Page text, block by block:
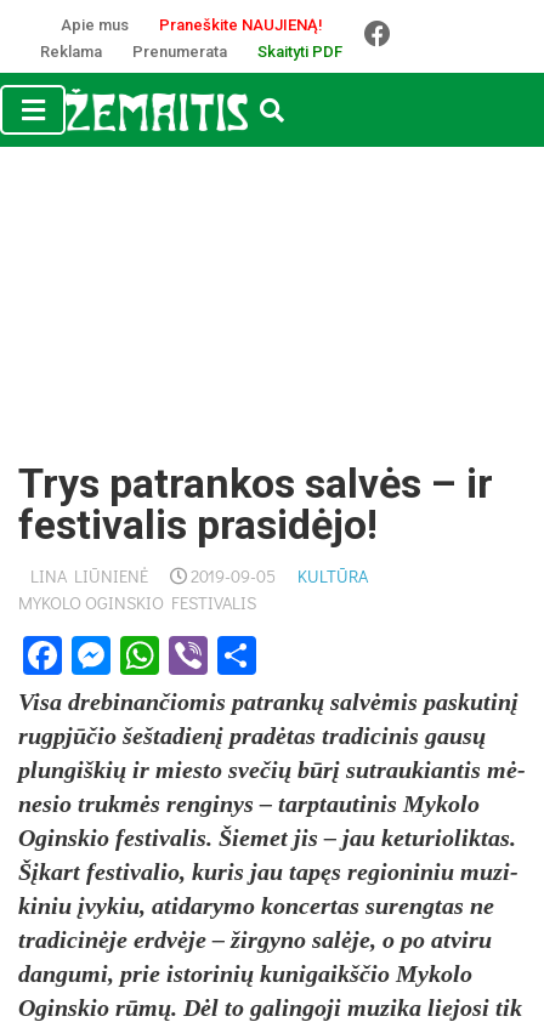
Apie mus
Praneškite NAUJIENĄ!
Reklama
Prenumerata Skaityti PDF
Trys patrankos salvės – ir
festivalis prasidėjo!
LINA LIŪNIENĖ 2019-09-05
KULTŪRA
MYKOLO OGINSKIO FESTIVALIS
Facebook
Messenger
WhatsApp
Viber
Vi­sa dre­bi­nan­čio­mis pa­tran­kų sal­vė­mis pa­sku­ti­nį
rugp­jū­čio šeš­ta­die­nį pra­dė­tas tra­di­ci­nis gau­sų
plun­giš­kių ir mies­to sve­čių bū­rį su­trau­kian­tis mė­
ne­sio truk­mės ren­gi­nys – tarp­tau­ti­nis My­ko­lo
Ogins­kio fes­ti­va­lis. Šie­met jis – jau ke­tu­rio­lik­tas.
Šį­kart fes­ti­va­lio, ku­ris jau ta­pęs re­gio­ni­niu mu­zi­
ki­niu įvy­kiu, ati­da­ry­mo kon­cer­tas su­reng­tas ne
tra­di­ci­nė­je erd­vė­je – žir­gy­no sa­lė­je, o po at­vi­ru
dan­gu­mi, prie is­to­ri­nių ku­ni­gaikš­čio My­ko­lo
Ogins­kio rū­mų. Dėl to ga­lin­go­ji mu­zi­ka lie­jo­si tik